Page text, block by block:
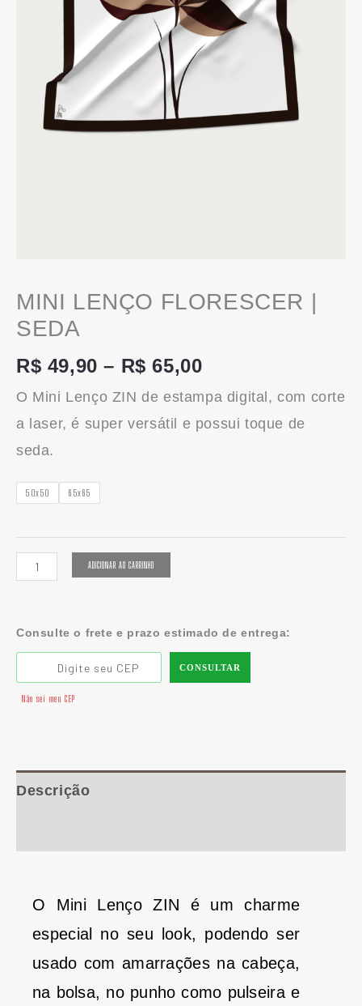
MINI LENÇO FLORESCER |
SEDA
R$ 49,90 – R$ 65,00
O Mini Lenço ZIN de estampa digital, com corte
a laser, é super versátil e possui toque de
seda.
50x50 65x65
ADICIONAR AO CARRINHO
Consulte o frete e prazo estimado de entrega:
CONSULTAR
Não sei meu CEP
Descrição
O Mini Lenço ZIN é um charme
especial no seu look, podendo ser
usado com amarrações na cabeça,
na bolsa, no punho como pulseira e